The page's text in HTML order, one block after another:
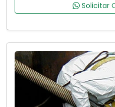
Solicitar